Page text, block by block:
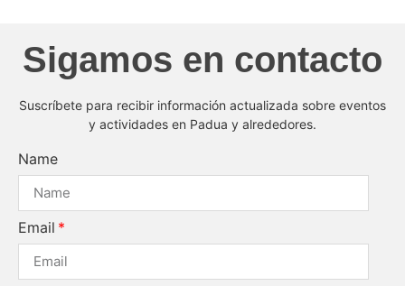
Sigamos en contacto
Suscríbete para recibir información actualizada sobre eventos
y actividades en Padua y alrededores.
Name
Email